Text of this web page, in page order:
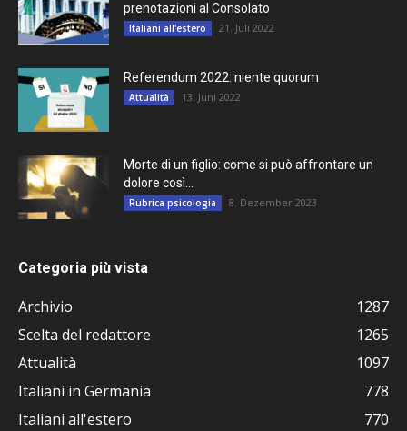
prenotazioni al Consolato
Italiani all'estero 21. Juli 2022
Referendum 2022: niente quorum
Attualità 13. Juni 2022
Morte di un figlio: come si può affrontare un
dolore così...
Rubrica psicologia 8. Dezember 2023
Categoria più vista
Archivio
1287
Scelta del redattore
1265
Attualità
1097
Italiani in Germania
778
Italiani all'estero
770